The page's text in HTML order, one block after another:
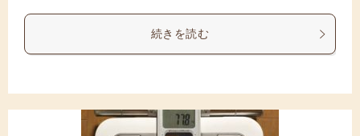
続きを読む